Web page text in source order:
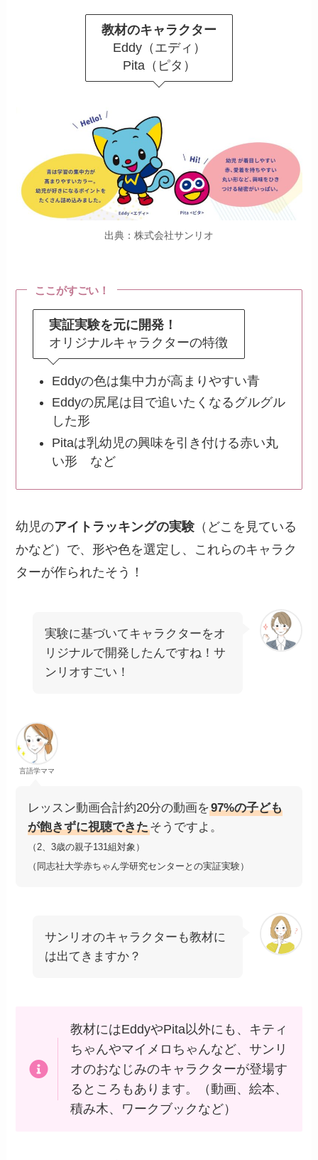
教材のキャラクター
Eddy（エディ）
Pita（ピタ）
出典：株式会社サンリオ
ここがすごい！
実証実験を元に開発！
オリジナルキャラクターの特徴
Eddyの色は集中力が高まりやすい青
Eddyの尻尾は目で追いたくなるグルグル
した形
Pitaは乳幼児の興味を引き付ける赤い丸
い形 など
幼児のアイトラッキングの実験 （どこを見ている
かなど）で、形や色を選定し、これらのキャラク
ターが作られたそう！
実験に基づいてキャラクターをオ
リジナルで開発したんですね！サ
ンリオすごい！
言語学ママ
レッスン動画合計約20分の動画を97%の子ども
が飽きずに視聴できたそうですよ。
（2、3歳の親子131組対象）
（同志社大学赤ちゃん学研究センターとの実証実験）
サンリオのキャラクターも教材に
は出てきますか？
教材にはEddyやPita以外にも、キティ
ちゃんやマイメロちゃんなど、サンリ
オのおなじみのキャラクターが登場す
るところもあります。（動画、絵本、
積み木、ワークブックなど）